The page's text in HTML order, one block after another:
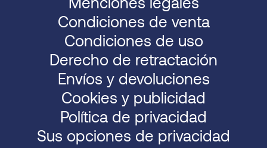
Condiciones de venta
Condiciones de uso
Derecho de retractación
Envíos y devoluciones
Cookies y publicidad
Política de privacidad
Sus opciones de privacidad